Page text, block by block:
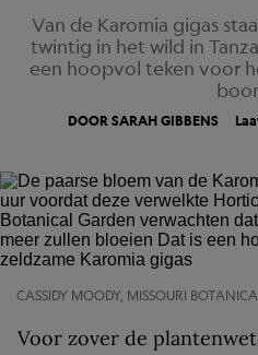
Van de Karomia gigas
twintig in het wild in
een hoopvol teken voor
DOOR SARAH GIBBENS
CASSIDY MOODY, MISSOURI
Voor zover de